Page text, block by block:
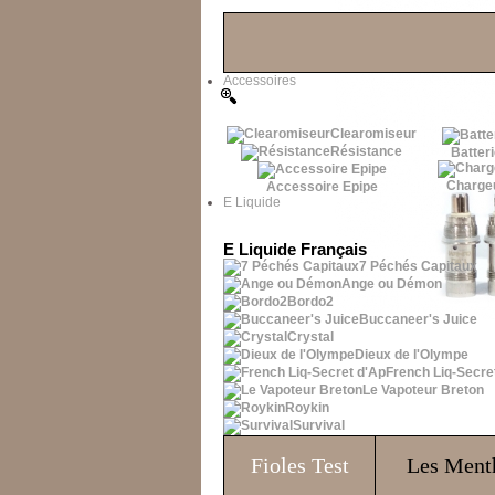
Accessoires
Clearomiseur
Résistance
Accessoire Epipe
E Liquide
E Liquide Français
7 Péchés Capitaux
Ange ou Démon
Bordo2
Buccaneer's Juice
Crystal
Dieux de l'Olympe
French Liq-
Le Vapoteur Breton
Roykin
Survival
Fioles Test Les